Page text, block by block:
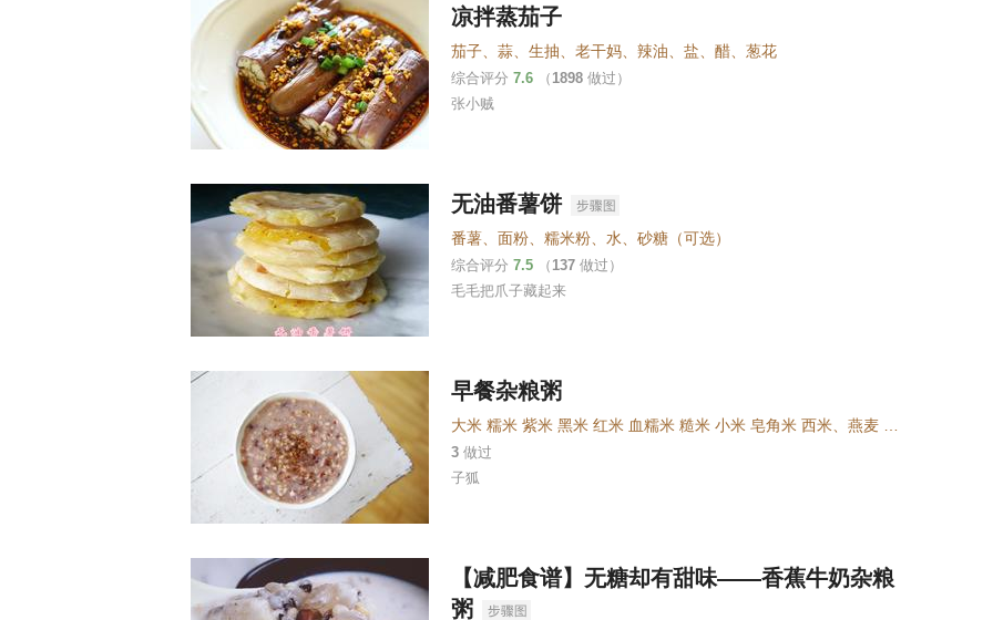
凉拌蒸茄子
茄子、蒜、生抽、老干妈、辣油、盐、醋、葱花
综合评分 7.6 （ 1898 做过）
张小贼
无油番薯饼
番薯、面粉、糯米粉、水、砂糖（可选）
综合评分 7.5 （ 137 做过）
毛毛把爪子藏起来
早餐杂粮粥
3 做过
子狐
【减肥食谱】无糖却有甜味——香蕉牛奶杂粮
粥